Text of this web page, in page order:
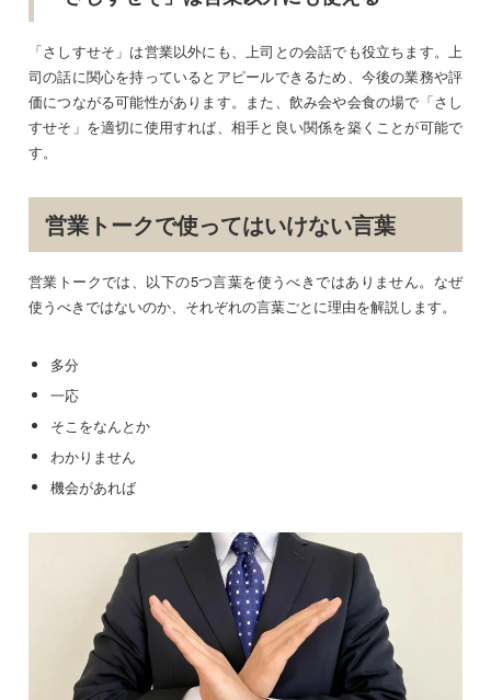
「さしすせそ」は営業以外にも、上司との会話でも役立ちます。上
司の話に関心を持っているとアピールできるため、今後の業務や評
価につながる可能性があります。また、飲み会や会食の場で「さし
すせそ」を適切に使用すれば、相手と良い関係を築くことが可能で
す。
営業トークで使ってはいけない言葉
営業トークでは、以下の5つ言葉を使うべきではありません。なぜ
使うべきではないのか、それぞれの言葉ごとに理由を解説します。
多分
一応
そこをなんとか
わかりません
機会があれば